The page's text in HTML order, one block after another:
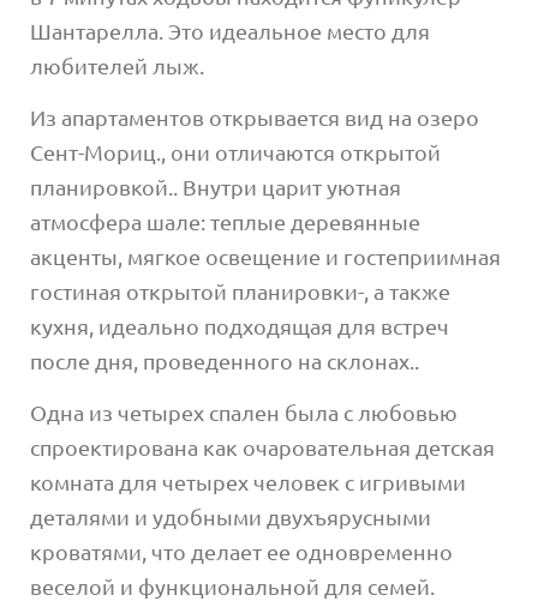
Шантарелла. Это идеальное место для
любителей лыж.
Из апартаментов открывается вид на озеро
Сент-Мориц., они отличаются открытой
планировкой.. Внутри царит уютная
атмосфера шале: теплые деревянные
акценты, мягкое освещение и гостеприимная
гостиная открытой планировки-, а также
кухня, идеально подходящая для встреч
после дня, проведенного на склонах..
Одна из четырех спален была с любовью
спроектирована как очаровательная детская
комната для четырех человек с игривыми
деталями и удобными двухъярусными
кроватями, что делает ее одновременно
веселой и функциональной для семей.